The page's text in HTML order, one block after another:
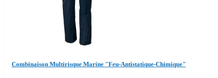
Combinaison Multirisque Marine "Feu-Antistatique-Chimique"